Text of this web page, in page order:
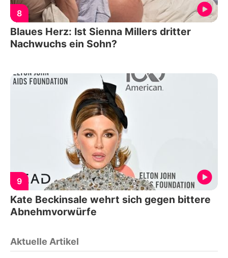
8
Blaues Herz: Ist Sienna Millers dritter
Nachwuchs ein Sohn?
9
Kate Beckinsale wehrt sich gegen bittere
Abnehmvorwürfe
Aktuelle Artikel